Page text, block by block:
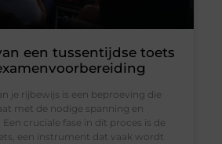
een tussentijdse toets
je rijbewijs is een beproeving die
met de nodige spanning en
cruciale fase in dit proces is de
een instrument dat vaak wordt